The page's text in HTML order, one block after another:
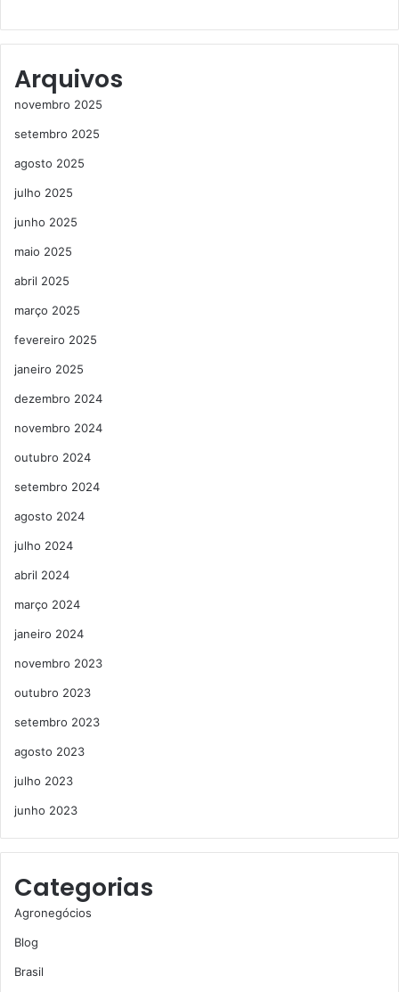
Arquivos
novembro 2025
setembro 2025
agosto 2025
julho 2025
junho 2025
maio 2025
abril 2025
março 2025
fevereiro 2025
janeiro 2025
dezembro 2024
novembro 2024
outubro 2024
setembro 2024
agosto 2024
julho 2024
abril 2024
março 2024
janeiro 2024
novembro 2023
outubro 2023
setembro 2023
agosto 2023
julho 2023
junho 2023
Categorias
Agronegócios
Blog
Brasil